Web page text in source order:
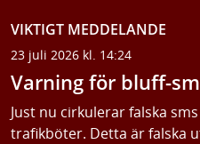
VIKTIGT MEDDELANDE
23 juli 2026 kl. 14:24
Varning för bluff-
Just nu cirkulerar falska
trafikböter. Detta är falska